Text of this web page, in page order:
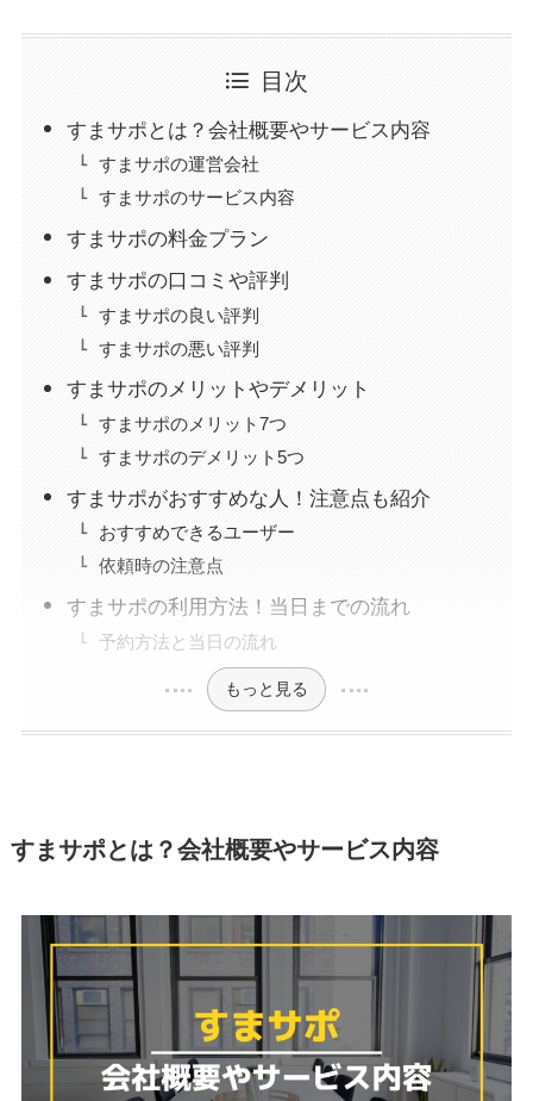
目次
すまサポとは？会社概要やサービス内容
すまサポの運営会社
すまサポのサービス内容
すまサポの料金プラン
すまサポの口コミや評判
すまサポの良い評判
すまサポの悪い評判
すまサポのメリットやデメリット
すまサポのメリット7つ
すまサポのデメリット5つ
すまサポがおすすめな人！注意点も紹介
おすすめできるユーザー
依頼時の注意点
すまサポの利用方法！当日までの流れ
予約方法と当日の流れ
もっと見る
すまサポとは？会社概要やサービス内容